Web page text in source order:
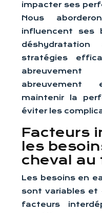
impacter ses
Nous
influencent ses
stratégies
maintenir la
éviter les
Facteurs
les
cheval au
Les besoins en
sont variables et
facteurs